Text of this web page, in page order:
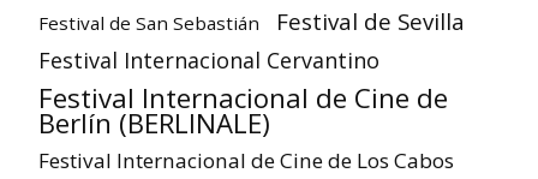
Festival de San Sebastián Festival de Sevilla
Festival Internacional Cervantino
Festival Internacional de Cine de
Berlín (BERLINALE)
Festival Internacional de Cine de Los Cabos